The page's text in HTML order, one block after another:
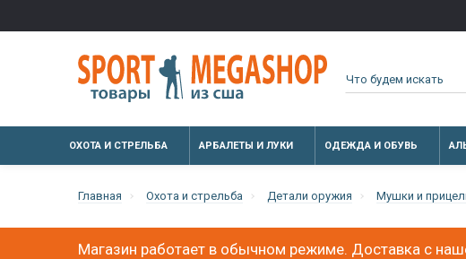
ОХОТА И СТРЕЛЬБА АРБАЛЕТЫ И ЛУКИ ОДЕЖДА И ОБУВЬ
Главная Охота и стрельба Детали оружия Мушки и
Магазин работает в обычном режиме. Доставка с